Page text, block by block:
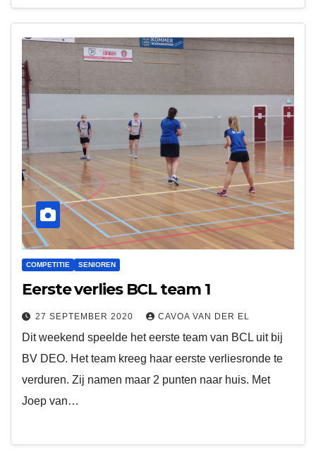
COMPETITIE SENIOREN
Eerste verlies BCL team 1
27 SEPTEMBER 2020 CAVOA VAN DER EL
Dit weekend speelde het eerste team van BCL uit bij
BV DEO. Het team kreeg haar eerste verliesronde te
verduren. Zij namen maar 2 punten naar huis. Met
Joep van…